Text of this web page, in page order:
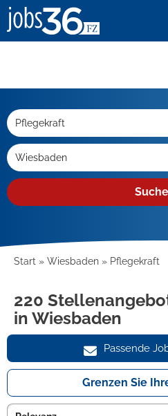
Start Wiesbaden Pflegekraft
220
in Wiesbaden
Passende
Grenzen Sie